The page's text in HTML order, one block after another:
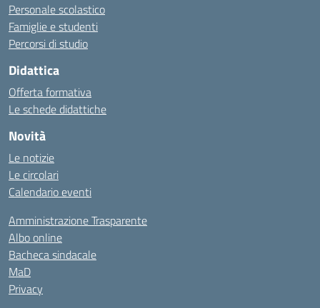
Personale scolastico
Famiglie e studenti
Percorsi di studio
Didattica
Offerta formativa
Le schede didattiche
Novità
Le notizie
Le circolari
Calendario eventi
Amministrazione Trasparente
Albo online
Bacheca sindacale
MaD
Privacy